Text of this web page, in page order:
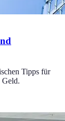
Tipps für
Geld.